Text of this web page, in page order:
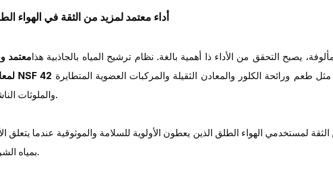
أداء معتمد لمزيد من الثقة في الهواء
يصبح التحقق من الأداء ذا أهمية بالغة. نظام ترشيح المياه بالجاذبية هذامعتمد
مثل طعم ورائحة الكلور والمعادن الثقيلة والمركبات العضوية المتطايرة
والملوثات الناشئة.
لمستخدمي الهواء الطلق الذين يعطون الأولوية للسلامة والموثوقية عندما يتعلق
بمياه الشرب.